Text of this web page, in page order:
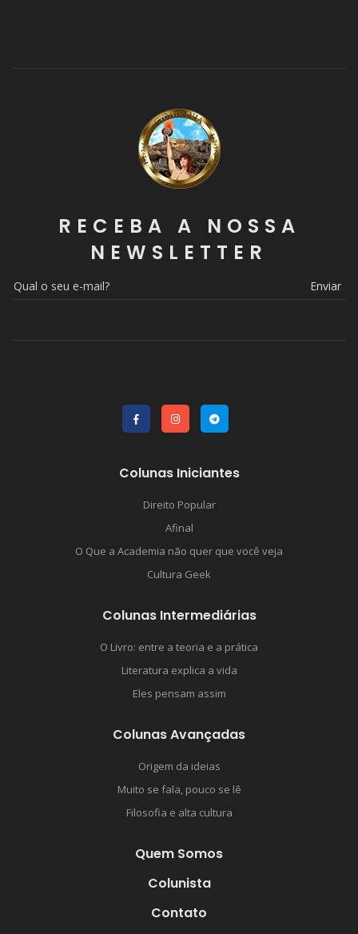
RECEBA A NOSSA
NEWSLETTER
Enviar
Colunas Iniciantes
Direito Popular
Afinal
O Que a Academia não quer que você veja
Cultura Geek
Colunas Intermediárias
O Livro: entre a teoria e a prática
Literatura explica a vida
Eles pensam assim
Colunas Avançadas
Origem da ideias
Muito se fala, pouco se lê
Filosofia e alta cultura
Quem Somos
Colunista
Contato